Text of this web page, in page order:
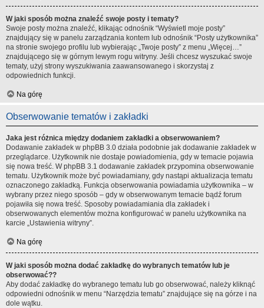
W jaki sposób można znaleźć swoje posty i tematy?
Swoje posty można znaleźć, klikając odnośnik “Wyświetl moje posty”
znajdujący się w panelu zarządzania kontem lub odnośnik “Posty użytkownika”
na stronie swojego profilu lub wybierając „Twoje posty” z menu „Więcej…”
znajdującego się w górnym lewym rogu witryny. Jeśli chcesz wyszukać swoje
tematy, użyj strony wyszukiwania zaawansowanego i skorzystaj z
odpowiednich funkcji.
Na górę
Obserwowanie tematów i zakładki
Jaka jest różnica między dodaniem zakładki a obserwowaniem?
Dodawanie zakładek w phpBB 3.0 działa podobnie jak dodawanie zakładek w
przeglądarce. Użytkownik nie dostaje powiadomienia, gdy w temacie pojawia
się nowa treść. W phpBB 3.1 dodawanie zakładek przypomina obserwowanie
tematu. Użytkownik może być powiadamiany, gdy nastąpi aktualizacja tematu
oznaczonego zakładką. Funkcja obserwowania powiadamia użytkownika – w
wybrany przez niego sposób – gdy w obserwowanym temacie bądź forum
pojawiła się nowa treść. Sposoby powiadamiania dla zakładek i
obserwowanych elementów można konfigurować w panelu użytkownika na
karcie „Ustawienia witryny”.
Na górę
W jaki sposób można dodać zakładkę do wybranych tematów lub je
obserwować??
Aby dodać zakładkę do wybranego tematu lub go obserwować, należy kliknąć
odpowiedni odnośnik w menu “Narzędzia tematu” znajdujące się na górze i na
dole wątku.